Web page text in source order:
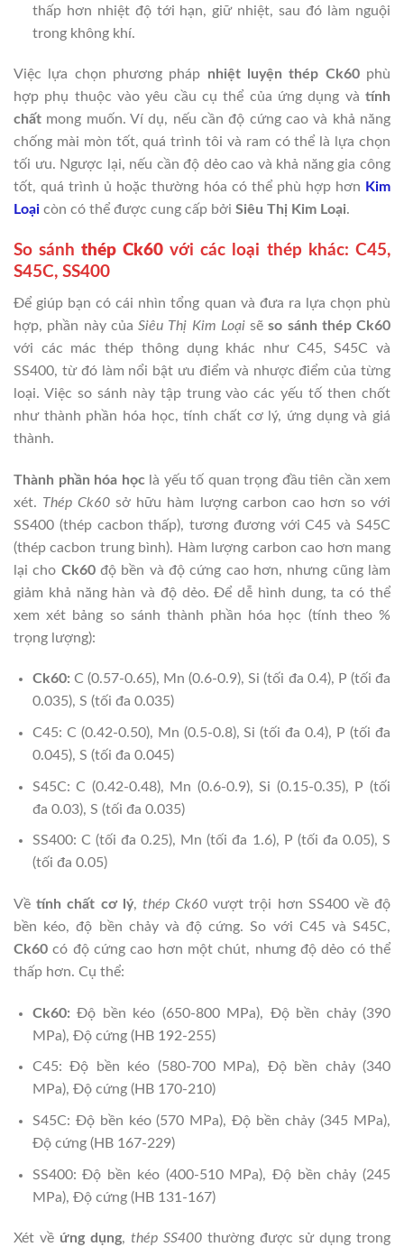
thấp hơn nhiệt độ tới hạn, giữ nhiệt, sau đó làm nguội
trong không khí.
Việc lựa chọn phương pháp nhiệt luyện thép Ck60phù
hợp phụ thuộc vào yêu cầu cụ thể của ứng dụng và tính
chất mong muốn. Ví dụ, nếu cần độ cứng cao và khả năng
chống mài mòn tốt, quá trình tôi và ram có thể là lựa chọn
tối ưu. Ngược lại, nếu cần độ dẻo cao và khả năng gia công
tốt, quá trình ủ hoặc thường hóa có thể phù hợp hơn Kim
Loại còn có thể được cung cấp bởi Siêu Thị Kim Loại.
So sánhthép Ck60với các loại thép khác: C45,
S45C, SS400
Để giúp bạn có cái nhìn tổng quan và đưa ra lựa chọn phù
hợp, phần này của Siêu Thị Kim Loạisẽso sánh thép Ck60
với các mác thép thông dụng khác như C45, S45C và
SS400, từ đó làm nổi bật ưu điểm và nhược điểm của từng
loại. Việc so sánh này tập trung vào các yếu tố then chốt
như thành phần hóa học, tính chất cơ lý, ứng dụng và giá
thành.
Thành phần hóa họclà yếu tố quan trọng đầu tiên cần xem
xét. Thép Ck60 sở hữu hàm lượng carbon cao hơn so với
SS400 (thép cacbon thấp), tương đương với C45 và S45C
(thép cacbon trung bình). Hàm lượng carbon cao hơn mang
lại cho Ck60độ bền và độ cứng cao hơn, nhưng cũng làm
giảm khả năng hàn và độ dẻo. Để dễ hình dung, ta có thể
xem xét bảng so sánh thành phần hóa học (tính theo %
trọng lượng):
Ck60: C (0.57-0.65), Mn (0.6-0.9), Si (tối đa 0.4), P (tối đa
0.035), S (tối đa 0.035)
C45: C (0.42-0.50), Mn (0.5-0.8), Si (tối đa 0.4), P (tối đa
0.045), S (tối đa 0.045)
S45C: C (0.42-0.48), Mn (0.6-0.9), Si (0.15-0.35), P (tối
đa 0.03), S (tối đa 0.035)
SS400: C (tối đa 0.25), Mn (tối đa 1.6), P (tối đa 0.05), S
(tối đa 0.05)
Vềtính chất cơ lý, thép Ck60 vượt trội hơn SS400 về độ
bền kéo, độ bền chảy và độ cứng. So với C45 và S45C,
Ck60 có độ cứng cao hơn một chút, nhưng độ dẻo có thể
thấp hơn. Cụ thể:
Ck60: Độ bền kéo (650-800 MPa), Độ bền chảy (390
MPa), Độ cứng (HB 192-255)
C45: Độ bền kéo (580-700 MPa), Độ bền chảy (340
MPa), Độ cứng (HB 170-210)
S45C: Độ bền kéo (570 MPa), Độ bền chảy (345 MPa),
Độ cứng (HB 167-229)
SS400: Độ bền kéo (400-510 MPa), Độ bền chảy (245
MPa), Độ cứng (HB 131-167)
Xét về ứng dụng, thép SS400 thường được sử dụng trong